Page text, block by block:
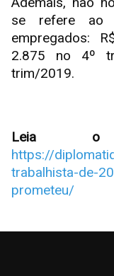
se refere ao
empregados:
2.875 no 4º
trim/2019.
Leia o
https://
trabalhista-de-
prometeu/